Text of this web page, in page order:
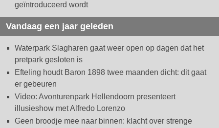
geïntroduceerd wordt
Vandaag een jaar geleden
Waterpark Slagharen gaat weer open op dagen dat het
pretpark gesloten is
Efteling houdt Baron 1898 twee maanden dicht: dit gaat
er gebeuren
Video: Avonturenpark Hellendoorn presenteert
illusieshow met Alfredo Lorenzo
Geen broodje mee naar binnen: klacht over strenge